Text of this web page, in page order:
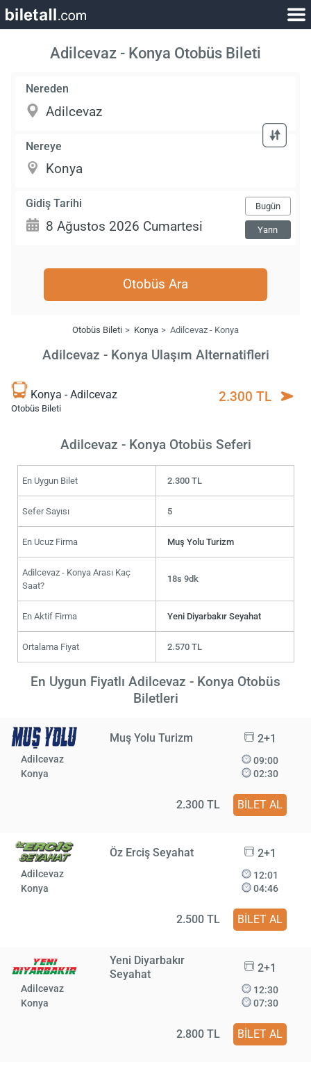
Adilcevaz - Konya Otobüs Bileti
Nereden
Nereye
Gidiş Tarihi Bugün
Yarın
Otobüs Ara
Otobüs Bileti Konya Adilcevaz - Konya
Adilcevaz - Konya Ulaşım Alternatifleri
Konya - Adilcevaz
Otobüs Bileti
2.300 TL
Adilcevaz - Konya Otobüs Seferi
En Uygun Bilet 2.300 TL
Sefer Sayısı 5
En Ucuz Firma Muş Yolu Turizm
Adilcevaz - Konya Arası Kaç
Saat?
18s 9dk
En Aktif Firma Yeni Diyarbakır Seyahat
Ortalama Fiyat 2.570 TL
En Uygun Fiyatlı Adilcevaz - Konya Otobüs
Biletleri
Muş Yolu Turizm 2+1
Adilcevaz
Konya
09:00
02:30
2.300 TL BİLET AL
Öz Erciş Seyahat 2+1
Adilcevaz
Konya
12:01
04:46
2.500 TL BİLET AL
Yeni Diyarbakır
Seyahat
2+1
Adilcevaz
Konya
12:30
07:30
2.800 TL BİLET AL